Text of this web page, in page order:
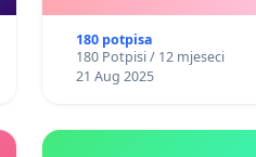
180 potpisa
180 Potpisi / 12 mjeseci
21 Aug 2025